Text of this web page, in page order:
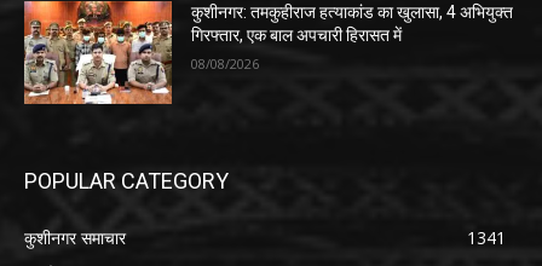
कुशीनगर: तमकुहीराज हत्याकांड का खुलासा, 4 अभियुक्त
गिरफ्तार, एक बाल अपचारी हिरासत में
08/08/2026
POPULAR CATEGORY
कुशीनगर समाचार
1341